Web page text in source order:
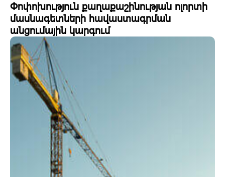
Փոփոխություն քաղաքաշինության ոլորտի
մասնագետների հավաստագրման
անցումային կարգում